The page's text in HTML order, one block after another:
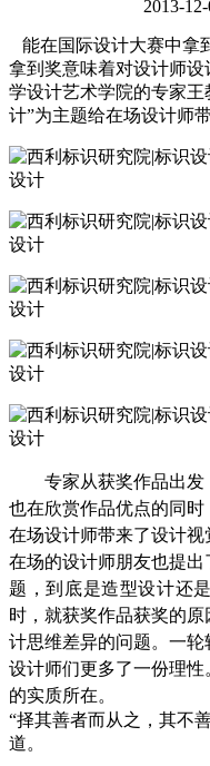
2013-
能在国际设计大赛中拿
拿到奖意味着对设计师
学设计艺术学院的专家
计”为主题给在场设计师
专家从获奖作品出
也在欣赏作品优点的同
在场设计师带来了设计视
在场的设计师朋友也提
题，到底是造型设计还
时，就获奖作品获奖的
计思维差异的问题。一轮
设计师们更多了一份理
的实质所在。
“择其善者而从之，其不
道。